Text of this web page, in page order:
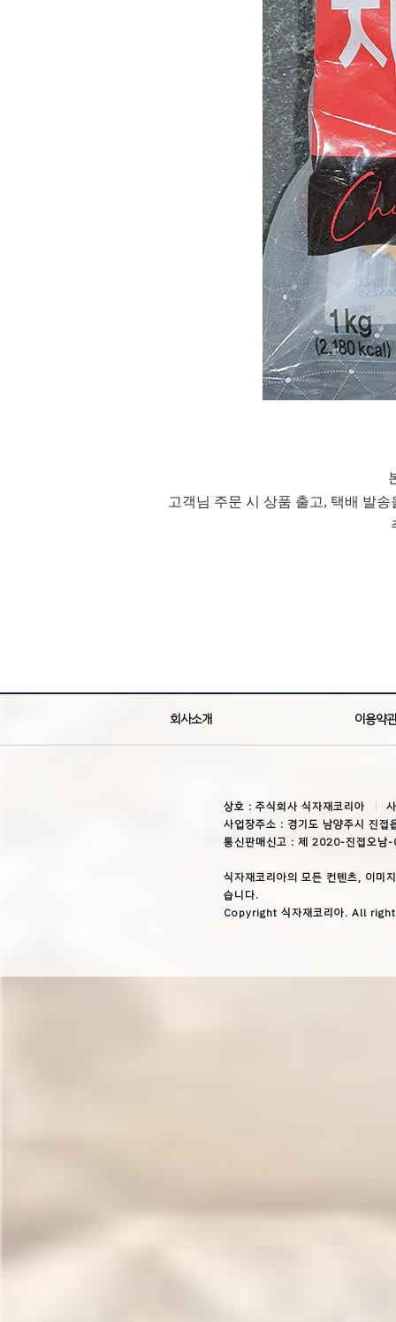
고객님 주문 시 상품 출고, 택배 발
회사소개 이용약
상호 : 주식회사 식자재코리아
사업장주소 : 경기도 남양주시 진
통신판매신고 : 제 2020-진접오남
식자재코리아의 모든 컨텐츠, 이미
습니다.
Copyright 식자재코리아. All